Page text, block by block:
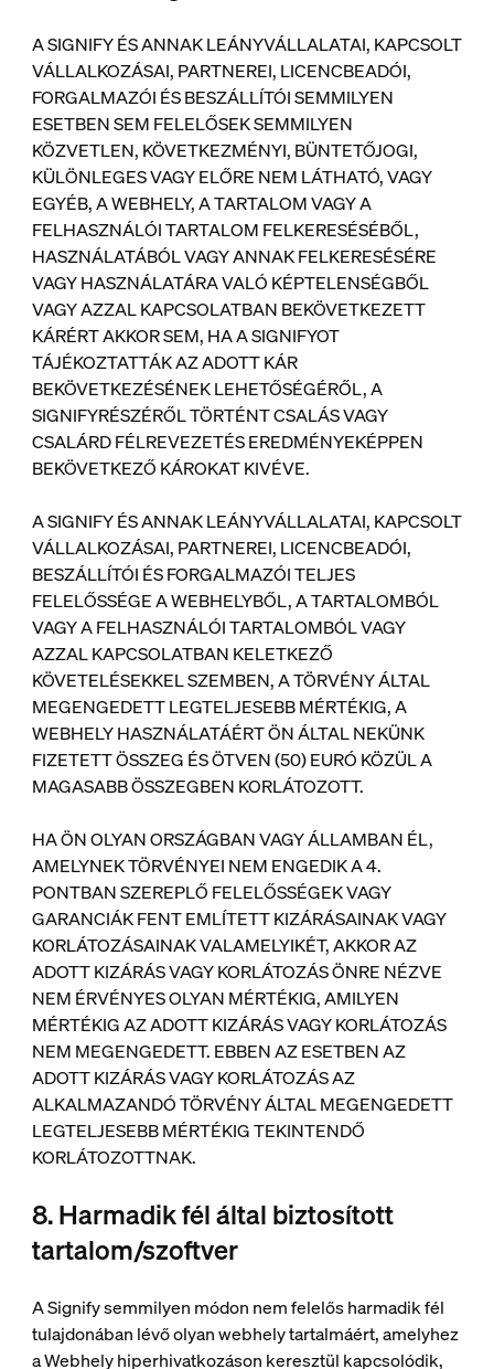
A SIGNIFY ÉS ANNAK LEÁNYVÁLLALATAI, KAPCSOLT
VÁLLALKOZÁSAI, PARTNEREI, LICENCBEADÓI,
FORGALMAZÓI ÉS BESZÁLLÍTÓI SEMMILYEN
ESETBEN SEM FELELŐSEK SEMMILYEN
KÖZVETLEN, KÖVETKEZMÉNYI, BÜNTETŐJOGI,
KÜLÖNLEGES VAGY ELŐRE NEM LÁTHATÓ, VAGY
EGYÉB, A WEBHELY, A TARTALOM VAGY A
FELHASZNÁLÓI TARTALOM FELKERESÉSÉBŐL,
HASZNÁLATÁBÓL VAGY ANNAK FELKERESÉSÉRE
VAGY HASZNÁLATÁRA VALÓ KÉPTELENSÉGBŐL
VAGY AZZAL KAPCSOLATBAN BEKÖVETKEZETT
KÁRÉRT AKKOR SEM, HA A SIGNIFYOT
TÁJÉKOZTATTÁK AZ ADOTT KÁR
BEKÖVETKEZÉSÉNEK LEHETŐSÉGÉRŐL, A
SIGNIFYRÉSZÉRŐL TÖRTÉNT CSALÁS VAGY
CSALÁRD FÉLREVEZETÉS EREDMÉNYEKÉPPEN
BEKÖVETKEZŐ KÁROKAT KIVÉVE.
A SIGNIFY ÉS ANNAK LEÁNYVÁLLALATAI, KAPCSOLT
VÁLLALKOZÁSAI, PARTNEREI, LICENCBEADÓI,
BESZÁLLÍTÓI ÉS FORGALMAZÓI TELJES
FELELŐSSÉGE A WEBHELYBŐL, A TARTALOMBÓL
VAGY A FELHASZNÁLÓI TARTALOMBÓL VAGY
AZZAL KAPCSOLATBAN KELETKEZŐ
KÖVETELÉSEKKEL SZEMBEN, A TÖRVÉNY ÁLTAL
MEGENGEDETT LEGTELJESEBB MÉRTÉKIG, A
WEBHELY HASZNÁLATÁÉRT ÖN ÁLTAL NEKÜNK
FIZETETT ÖSSZEG ÉS ÖTVEN (50) EURÓ KÖZÜL A
MAGASABB ÖSSZEGBEN KORLÁTOZOTT.
HA ÖN OLYAN ORSZÁGBAN VAGY ÁLLAMBAN ÉL,
AMELYNEK TÖRVÉNYEI NEM ENGEDIK A 4.
PONTBAN SZEREPLŐ FELELŐSSÉGEK VAGY
GARANCIÁK FENT EMLÍTETT KIZÁRÁSAINAK VAGY
KORLÁTOZÁSAINAK VALAMELYIKÉT, AKKOR AZ
ADOTT KIZÁRÁS VAGY KORLÁTOZÁS ÖNRE NÉZVE
NEM ÉRVÉNYES OLYAN MÉRTÉKIG, AMILYEN
MÉRTÉKIG AZ ADOTT KIZÁRÁS VAGY KORLÁTOZÁS
NEM MEGENGEDETT. EBBEN AZ ESETBEN AZ
ADOTT KIZÁRÁS VAGY KORLÁTOZÁS AZ
ALKALMAZANDÓ TÖRVÉNY ÁLTAL MEGENGEDETT
LEGTELJESEBB MÉRTÉKIG TEKINTENDŐ
KORLÁTOZOTTNAK.
8. Harmadik fél által biztosított
tartalom/szoftver
A Signify semmilyen módon nem felelős harmadik fél
tulajdonában lévő olyan webhely tartalmáért, amelyhez
a Webhely hiperhivatkozáson keresztül kapcsolódik,